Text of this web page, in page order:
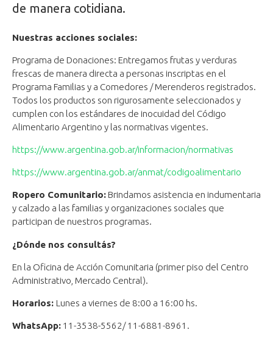
de manera cotidiana.
Nuestras acciones sociales:
Programa de Donaciones: Entregamos frutas y verduras
frescas de manera directa a personas inscriptas en el
Programa Familias y a Comedores / Merenderos registrados.
Todos los productos son rigurosamente seleccionados y
cumplen con los estándares de inocuidad del Código
Alimentario Argentino y las normativas vigentes.
https://www.argentina.gob.ar/informacion/normativas
https://www.argentina.gob.ar/anmat/codigoalimentario
Ropero Comunitario: Brindamos asistencia en indumentaria
y calzado a las familias y organizaciones sociales que
participan de nuestros programas.
¿Dónde nos consultás?
En la Oficina de Acción Comunitaria (primer piso del Centro
Administrativo, Mercado Central).
Horarios: Lunes a viernes de 8:00 a 16:00 hs.
WhatsApp: 11-3538-5562/ 11-6881-8961.